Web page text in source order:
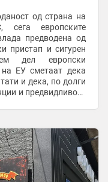
од страна на
сега европските
предводена од
пристап и сигурен
дел европски
ЕУ сметаат дека
и дека, по долги
и предвидливост